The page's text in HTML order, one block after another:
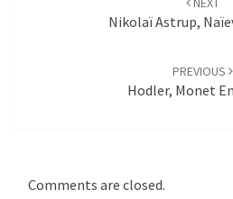
Nikolaï Astrup,
PREVIOUS
Hodler, Monet
Comments are closed.